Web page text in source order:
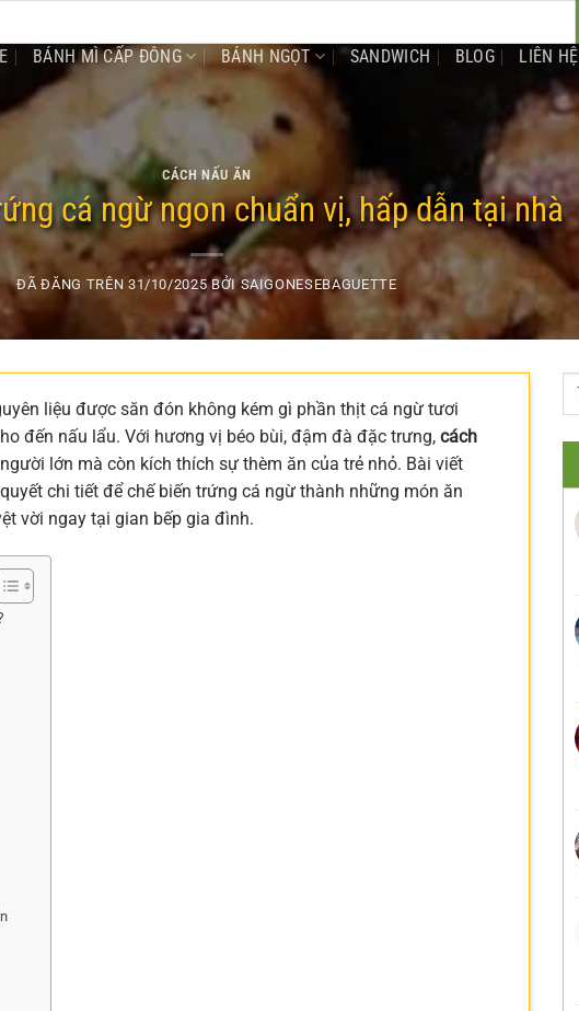
BÁNH MÌ CẤP ĐÔNG BÁNH NGỌT SANDWICH BLOG LIÊN HỆ
CÁCH NẤU ĂN
cá ngừ ngon chuẩn vị, hấp dẫn tại nhà
ĐÃ ĐĂNG TRÊN 31/10/2025 BỞISAIGONESEBAGUETTE
liệu được săn đón không kém gì phần thịt cá ngừ tươi
đến nấu lẩu. Với hương vị béo bùi, đậm đà đặc trưng, cách
lớn mà còn kích thích sự thèm ăn của trẻ nhỏ. Bài viết
chi tiết để chế biến trứng cá ngừ thành những món ăn
vời ngay tại gian bếp gia đình.